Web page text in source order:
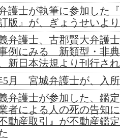
護士が執筆に参加した
版』が、ぎょうせいよ
弁護士、古郡賢大弁護
例にみる 新類型・非
新日本法規より刊行さ
5月 宮城弁護士が、入
弁護士が参加した、鑑
者による人の死の告知
動産取引』が不動産鑑